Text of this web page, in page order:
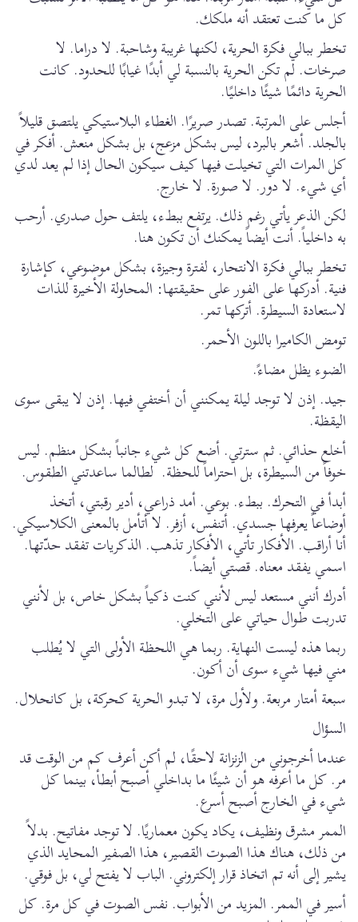
كل ما كنت تعتقد أنه ملكك.
تخطر ببالي فكرة الحرية، لكنها غريبة وشاحبة. لا دراما. لا
صرخات. لم تكن الحرية بالنسبة لي أبدًا غيابًا للحدود. كانت
الحرية دائمًا شيئًا داخليًا.
أجلس على المرتبة. تصدر صريرًا. الغطاء البلاستيكي يلتصق قليلاً
بالجلد. أشعر بالبرد، ليس بشكل مزعج، بل بشكل منعش. أفكر في
كل المرات التي تخيلت فيها كيف سيكون الحال إذا لم يعد لدي
أي شيء. لا دور. لا صورة. لا خارج.
لكن الذعر يأتي رغم ذلك. يرتفع ببطء، يلتف حول صدري. أرحب
به داخلياً. أنت أيضاً يمكنك أن تكون هنا.
تخطر ببالي فكرة الانتحار، لفترة وجيزة، بشكل موضوعي، كإشارة
فنية. أدركها على الفور على حقيقتها: المحاولة الأخيرة للذات
لاستعادة السيطرة. أتركها تمر.
تومض الكاميرا باللون الأحمر.
الضوء يظل مضاءً.
جيد. إذن لا توجد ليلة يمكنني أن أختفي فيها. إذن لا يبقى سوى
اليقظة.
أخلع حذائي. ثم سترتي. أضع كل شيء جانباً بشكل منظم. ليس
خوفاً من السيطرة، بل احتراماً للحظة. لطالما ساعدتني الطقوس.
أبدأ في التحرك. ببطء. بوعي. أمد ذراعي، أدير رقبتي، أتخذ
أوضاعاً يعرفها جسدي. أتنفس، أزفر. لا أتأمل بالمعنى الكلاسيكي.
أنا أراقب. الأفكار تأتي، الأفكار تذهب. الذكريات تفقد حدّتها.
اسمي يفقد معناه. قصتي أيضاً.
أدرك أنني مستعد ليس لأنني كنت ذكياً بشكل خاص، بل لأنني
تدربت طوال حياتي على التخلي.
ربما هذه ليست النهاية. ربما هي اللحظة الأولى التي لا يُطلب
مني فيها شيء سوى أن أكون.
سبعة أمتار مربعة. ولأول مرة، لا تبدو الحرية كحركة، بل كانحلال.
السؤال
عندما أخرجوني من الزنزانة لاحقًا، لم أكن أعرف كم من الوقت قد
مر. كل ما أعرفه هو أن شيئًا ما بداخلي أصبح أبطأ، بينما كل
شيء في الخارج أصبح أسرع.
الممر مشرق ونظيف، يكاد يكون معماريًا. لا توجد مفاتيح. بدلاً
من ذلك، هناك هذا الصوت القصير، هذا الصفير المحايد الذي
يشير إلى أنه تم اتخاذ قرار إلكتروني. الباب لا يفتح لي، بل فوقي.
أسير في الممر. المزيد من الأبواب. نفس الصوت في كل مرة. كل